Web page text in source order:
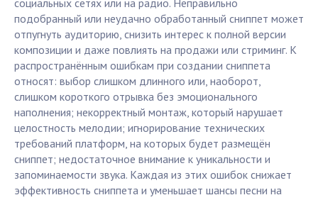
социальных сетях или на радио. Неправильно
подобранный или неудачно обработанный сниппет может
отпугнуть аудиторию, снизить интерес к полной версии
композиции и даже повлиять на продажи или стриминг. К
распространённым ошибкам при создании сниппета
относят: выбор слишком длинного или, наоборот,
слишком короткого отрывка без эмоционального
наполнения; некорректный монтаж, который нарушает
целостность мелодии; игнорирование технических
требований платформ, на которых будет размещён
сниппет; недостаточное внимание к уникальности и
запоминаемости звука. Каждая из этих ошибок снижает
эффективность сниппета и уменьшает шансы песни на